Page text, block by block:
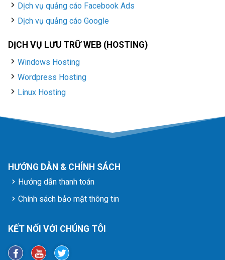
Dịch vụ quảng cáo Facebook Ads
Dịch vụ quảng cáo Google
DỊCH VỤ LƯU TRỮ WEB (HOSTING)
Windows Hosting
Wordpress Hosting
Linux Hosting
HƯỚNG DẪN & CHÍNH SÁCH
Hướng dẫn thanh toán
Chính sách bảo mật thông tin
KẾT NỐI VỚI CHÚNG TÔI